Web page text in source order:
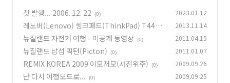
첫 발행... 2006. 12. 22
(0) 2023.01.12
레노버(Lenovo) 씽크패드(ThinkPad) T440P
개봉기
(0)
2013.11.14
뉴질랜드 자전거 여행 - 미공개 동영상 (0) 2011.04.15
뉴질랜드 남섬 픽턴(Picton) (0) 2011.01.07
REMIX KOREA 2009 이모저모(사진위주) (0) 2009.09.26
난 다시 여행모드로... (0) 2009.09.25